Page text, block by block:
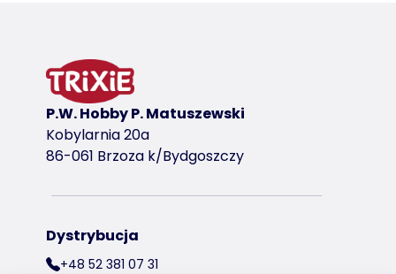
P.W. Hobby P. Matuszewski
Kobylarnia 20a
86-061 Brzoza k/Bydgoszczy
Dystrybucja
+48 52 381 07 31